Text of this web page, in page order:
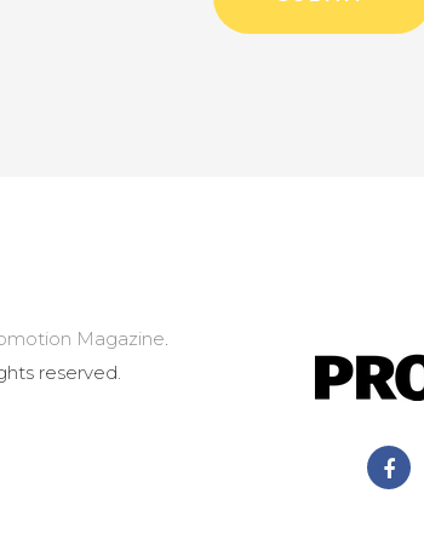
Magazine.
reserved.